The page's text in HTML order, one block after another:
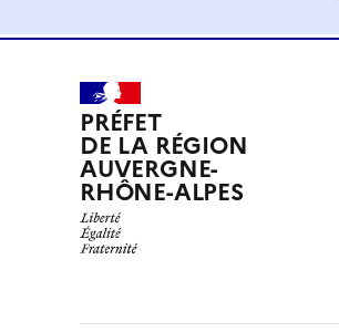
PRÉFET
DE LA RÉGION
AUVERGNE-
RHÔNE-ALPES